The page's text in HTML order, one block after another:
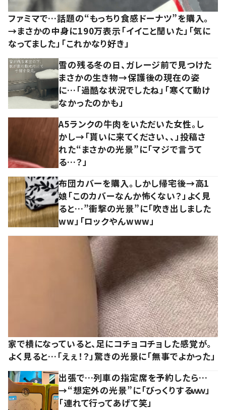
ファミマで…話題の“もっちり食感ドーナツ”を購入。
→まさかの中身に190万表示「イイこと聞いた」「気に
なってました」「これかなり好き」
雪の残る冬の日、ガレージ前で見つけた
まさかの生き物→保護後の現在の姿
に…「過酷な状況でしたね」「寒くて動け
なかったのかも」
A5ランクの牛肉をいただいた女性。し
かし→「貰いに来てください、、」投稿さ
れた“まさかの光景”に「マジで言うて
る…？」
布団カバーを購入。しかし帰宅後→高1
娘「このカバーなんか怖くない？」よく見
ると…”衝撃の光景”に「吹き出しました
ww」「ロックやんwww」
家で横になっていると、足にコチョコチョした感覚が。
よく見ると…「えぇ！？」驚きの光景に「無事でよかった」
出張で…列車の指定席を予約したら…
→“想定外の光景”に「びっくりするｗｗ」
「連れて行ってあげて笑」